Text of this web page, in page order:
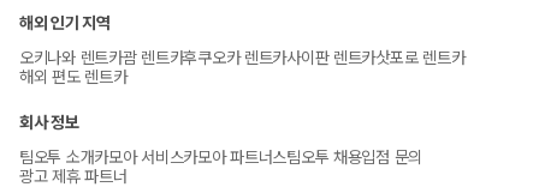
해외 인기 지역
오키나와 렌트카괌 렌트카후쿠오카 렌트카사이판 렌트카삿포로 렌트카
해외 편도 렌트카
회사 정보
팀오투 소개카모아 서비스카모아 파트너스팀오투 채용입점 문의
광고 제휴 파트너